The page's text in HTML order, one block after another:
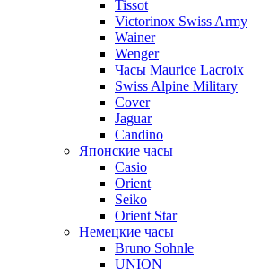
Tissot
Victorinox Swiss Army
Wainer
Wenger
Часы Maurice Lacroix
Swiss Alpine Military
Cover
Jaguar
Candino
Японские часы
Casio
Orient
Seiko
Orient Star
Немецкие часы
Bruno Sohnle
UNION